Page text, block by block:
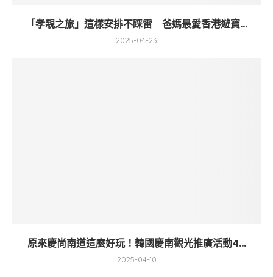
「孝親之旅」這樣安排不踩雷 爸媽最愛香港遊寶...
2025-04-23
原來慶尚南道這麼好玩！韓國慶南觀光推廣活動4...
2025-04-10